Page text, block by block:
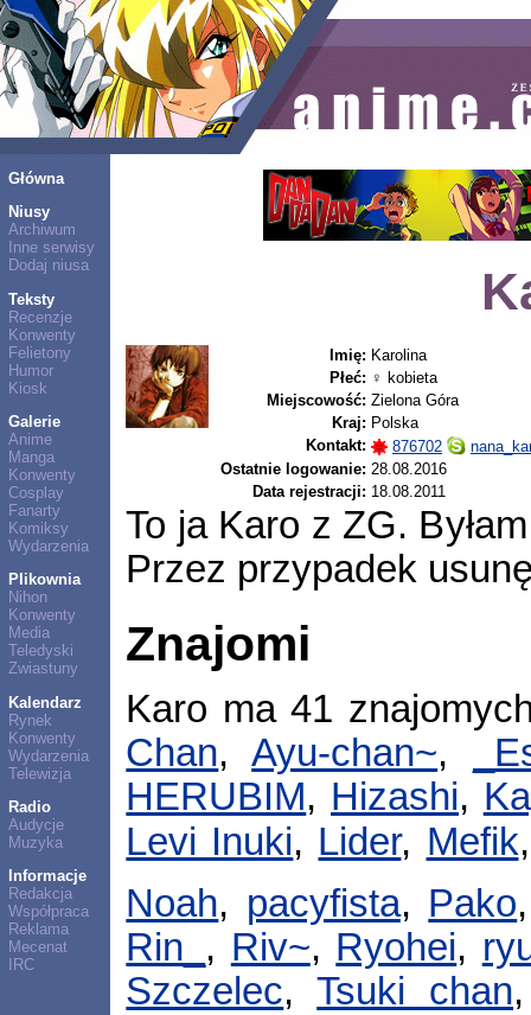
Główna
Niusy
Archiwum
Inne serwisy
Dodaj niusa
Teksty
Recenzje
Konwenty
Felietony
Humor
Kiosk
Galerie
Anime
Manga
Konwenty
Cosplay
Fanarty
Komiksy
Wydarzenia
Plikownia
Nihon
Konwenty
Media
Teledyski
Zwiastuny
Kalendarz
Rynek
Konwenty
Wydarzenia
Telewizja
Radio
Audycje
Muzyka
Informacje
Redakcja
Współpraca
Reklama
Mecenat
IRC
Imię: Karolina
Płeć: ♀ kobieta
Miejscowość: Zielona Góra
Kraj: Polska
Kontakt:
876702
Ostatnie logowanie: 28.08.2016
Data rejestracji: 18.08.2011
To ja Karo z ZG.
Przez przypadek
Znajomi
Karo ma 41
Chan,Ayu-chan~,
HERUBIM, Hizashi,
Levi Inuki, Lider, Mefik
Noah, pacyfista, Pako
Rin_ , Riv~, Ryohei,
Szczelec,Tsuki chan